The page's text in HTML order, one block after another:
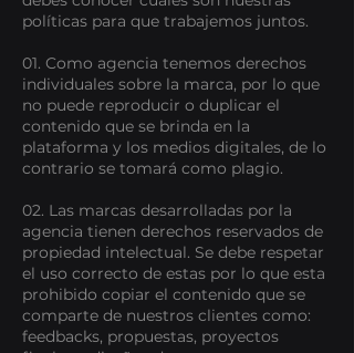
políticas para que trabajemos juntos.
01. Como agencia tenemos derechos
individuales sobre la marca, por lo que
no puede reproducir o duplicar el
contenido que se brinda en la
plataforma y los medios digitales, de lo
contrario se tomará como plagio.
02. Las marcas desarrolladas por la
agencia tienen derechos reservados de
propiedad intelectual. Se debe respetar
el uso correcto de estas por lo que esta
prohibido copiar el contenido que se
comparte de nuestros clientes como:
feedbacks, propuestas, proyectos